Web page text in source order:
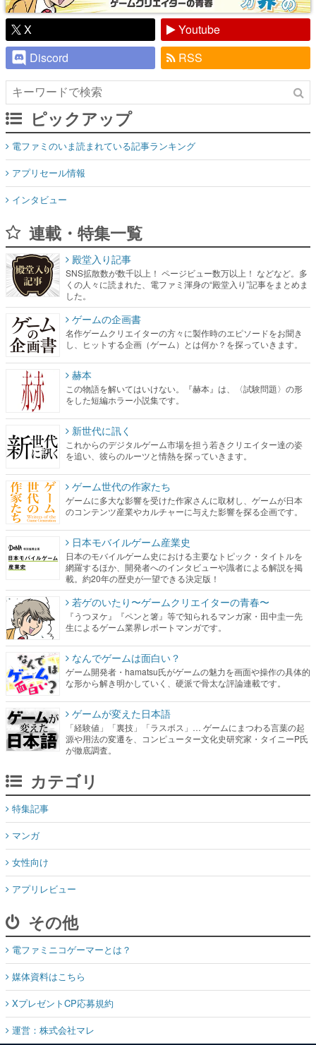
X
Youtube
Discord
RSS
ピックアップ
電ファミのいま読まれている記事ランキング
アプリセール情報
インタビュー
連載・特集一覧
殿堂入り記事
SNS拡散数が数千以上！ ページビュー数万以上！ などなど。多
くの人々に読まれた、電ファミ渾身の“殿堂入り”記事をまとめま
した。
ゲームの企画書
名作ゲームクリエイターの方々に製作時のエピソードをお聞き
し、ヒットする企画（ゲーム）とは何か？を探っていきます。
赫本
この物語を解いてはいけない。『赫本』は、〈試験問題〉の形
をした短編ホラー小説集です。
新世代に訊く
これからのデジタルゲーム市場を担う若きクリエイター達の姿
を追い、彼らのルーツと情熱を探っていきます。
ゲーム世代の作家たち
ゲームに多大な影響を受けた作家さんに取材し、ゲームが日本
のコンテンツ産業やカルチャーに与えた影響を探る企画です。
日本モバイルゲーム産業史
日本のモバイルゲーム史における主要なトピック・タイトルを
網羅するほか、開発者へのインタビューや識者による解説を掲
載。約20年の歴史が一望できる決定版！
若ゲのいたり〜ゲームクリエイターの青春〜
『うつヌケ』『ペンと箸』等で知られるマンガ家・田中圭一先
生によるゲーム業界レポートマンガです。
なんでゲームは面白い？
ゲーム開発者・hamatsu氏がゲームの魅力を画面や操作の具体的
な形から解き明かしていく、硬派で骨太な評論連載です。
ゲームが変えた日本語
「経験値」「裏技」「ラスボス」… ゲームにまつわる言葉の起
源や用法の変遷を、コンピューター文化史研究家・タイニーP氏
が徹底調査。
カテゴリ
特集記事
マンガ
女性向け
アプリレビュー
その他
電ファミニコゲーマーとは？
媒体資料はこちら
XプレゼントCP応募規約
運営：株式会社マレ